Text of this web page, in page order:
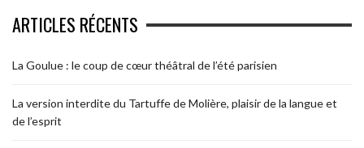
ARTICLES RÉCENTS
La Goulue : le coup de cœur théâtral de l’été parisien
La version interdite du Tartuffe de Molière, plaisir de la langue et
de l’esprit